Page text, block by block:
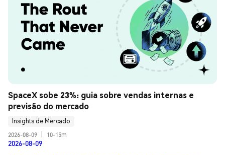
SpaceX sobe 23%: guia sobre vendas internas e
previsão do mercado
Insights de Mercado
2026-08-09
10-15m
2026-08-09